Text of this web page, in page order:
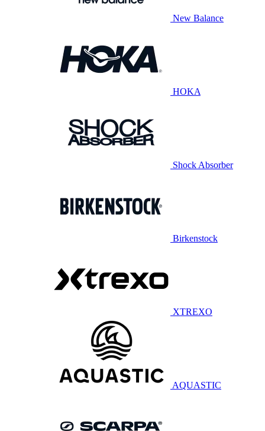
New Balance
HOKA
Shock Absorber
Birkenstock
XTREXO
AQUASTIC